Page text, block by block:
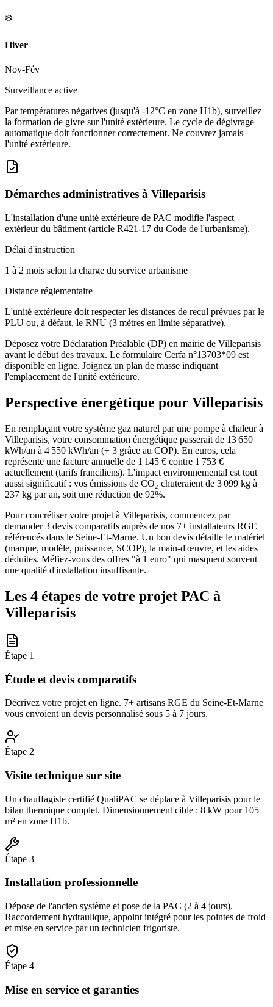
❄️
Hiver
Nov-Fév
Surveillance active
Par températures négatives (jusqu'à -12°C en zone H1b), surveillez
la formation de givre sur l'unité extérieure. Le cycle de dégivrage
automatique doit fonctionner correctement. Ne couvrez jamais
l'unité extérieure.
Démarches administratives à Villeparisis
L'installation d'une unité extérieure de PAC modifie l'aspect
extérieur du bâtiment (article R421-17 du Code de l'urbanisme).
Délai d'instruction
1 à 2 mois selon la charge du service urbanisme
Distance réglementaire
L'unité extérieure doit respecter les distances de recul prévues par le
PLU ou, à défaut, le RNU (3 mètres en limite séparative).
Déposez votre Déclaration Préalable (DP) en mairie de Villeparisis
avant le début des travaux. Le formulaire Cerfa n°13703*09 est
disponible en ligne. Joignez un plan de masse indiquant
l'emplacement de l'unité extérieure.
Perspective énergétique pour Villeparisis
En remplaçant votre système gaz naturel par une pompe à chaleur à
Villeparisis, votre consommation énergétique passerait de 13 650
kWh/an à 4 550 kWh/an (÷ 3 grâce au COP). En euros, cela
représente une facture annuelle de 1 145 € contre 1 753 €
actuellement (tarifs franciliens). L'impact environnemental est tout
aussi significatif : vos émissions de CO₂ chuteraient de 3 099 kg à
237 kg par an, soit une réduction de 92%.
Pour concrétiser votre projet à Villeparisis, commencez par
demander 3 devis comparatifs auprès de nos 7+ installateurs RGE
référencés dans le Seine-Et-Marne. Un bon devis détaille le matériel
(marque, modèle, puissance, SCOP), la main-d'œuvre, et les aides
déduites. Méfiez-vous des offres "à 1 euro" qui masquent souvent
une qualité d'installation insuffisante.
Les 4 étapes de votre projet PAC à
Villeparisis
Étape 1
Étude et devis comparatifs
Décrivez votre projet en ligne. 7+ artisans RGE du Seine-Et-Marne
vous envoient un devis personnalisé sous 5 à 7 jours.
Étape 2
Visite technique sur site
Un chauffagiste certifié QualiPAC se déplace à Villeparisis pour le
bilan thermique complet. Dimensionnement cible : 8 kW pour 105
m² en zone H1b.
Étape 3
Installation professionnelle
Dépose de l'ancien système et pose de la PAC (2 à 4 jours).
Raccordement hydraulique, appoint intégré pour les pointes de froid
et mise en service par un technicien frigoriste.
Étape 4
Mise en service et garanties